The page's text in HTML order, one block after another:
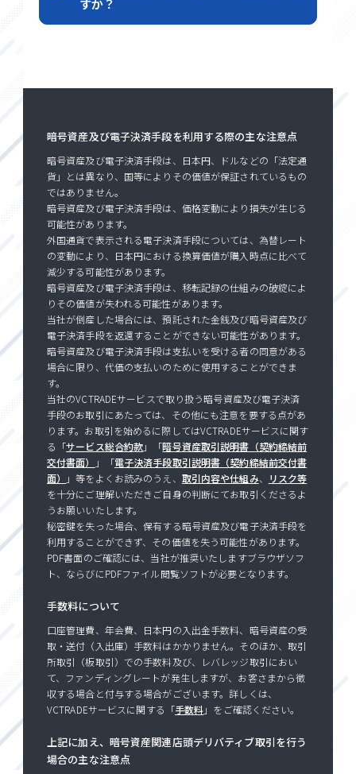
すか？
暗号資産及び電子決済手段を利用する際の主な注意点
暗号資産及び電子決済手段は、日本円、ドルなどの「法定通
貨」とは異なり、国等によりその価値が保証されているもの
ではありません。
暗号資産及び電子決済手段は、価格変動により損失が生じる
可能性があります。
外国通貨で表示される電子決済手段については、為替レート
の変動により、日本円における換算価値が購入時点に比べて
減少する可能性があります。
暗号資産及び電子決済手段は、移転記録の仕組みの破綻によ
りその価値が失われる可能性があります。
当社が倒産した場合には、預託された金銭及び暗号資産及び
電子決済手段を返還することができない可能性があります。
暗号資産及び電子決済手段は支払いを受ける者の同意がある
場合に限り、代価の支払いのために使用することができま
す。
当社のVCTRADEサービスで取り扱う暗号資産及び電子決済
手段のお取引にあたっては、その他にも注意を要する点があ
ります。お取引を始めるに際してはVCTRADEサービスに関す
る「サービス総合約款」「暗号資産取引説明書（契約締結前
交付書面）
」「電子決済手段取引説明書（契約締結前交付書
面）
」等をよくお読みのうえ、 取引内容や仕組み、
リスク等
を十分にご理解いただきご自身の判断にてお取引くださるよ
うお願いいたします。
秘密鍵を失った場合、保有する暗号資産及び電子決済手段を
利用することができず、その価値を失う可能性があります。
PDF書面のご確認には、当社が推奨いたしますブラウザソフ
ト、ならびにPDFファイル閲覧ソフトが必要となります。
手数料について
口座管理費、年会費、日本円の入出金手数料、暗号資産の受
取・送付（入出庫）手数料はかかりません。そのほか、取引
所取引（板取引）での手数料及び、レバレッジ取引におい
て、ファンディングレートが発生しますが、お客さまから徴
収する場合と付与する場合がございます。詳しくは、
VCTRADEサービスに関する「手数料」をご確認ください。
上記に加え、暗号資産関連店頭デリバティブ取引を行う
場合の主な注意点